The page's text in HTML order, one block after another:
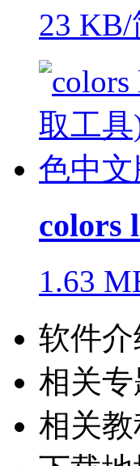
23
colors
1.63
软件介
相关专
相关教